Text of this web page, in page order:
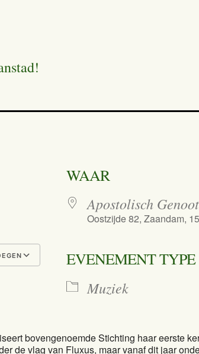
Google Calendar
WAAR
Apostolisch
Oostzijde 82, Zaandam,
EVENEMENT TYPE
Muziek
bovengenoemde Stichting haar eerste
de vlag van Fluxus, maar vanaf dit jaar